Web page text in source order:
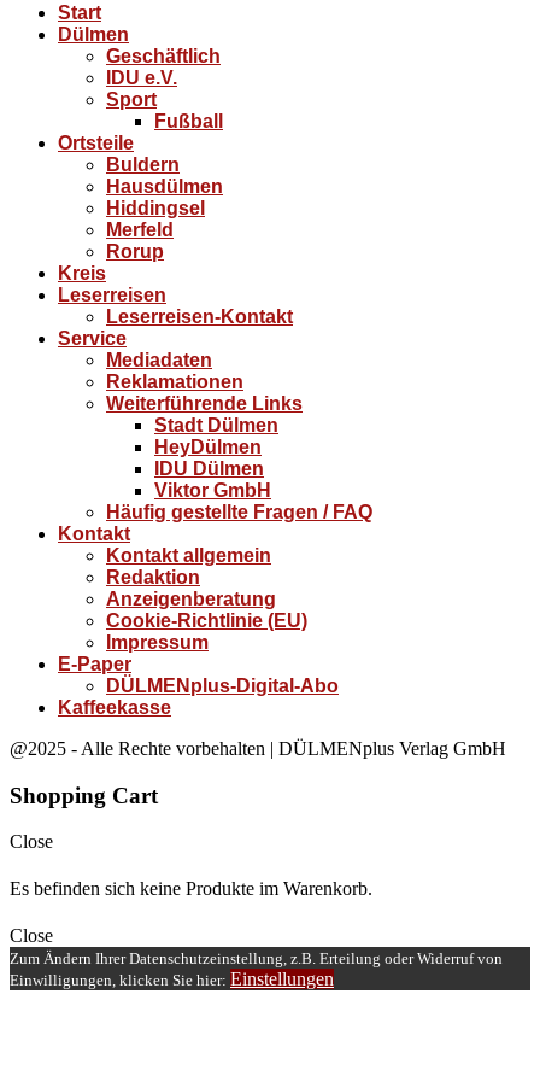
Start
Dülmen
Geschäftlich
IDU e.V.
Sport
Fußball
Ortsteile
Buldern
Hausdülmen
Hiddingsel
Merfeld
Rorup
Kreis
Leserreisen
Leserreisen-Kontakt
Service
Mediadaten
Reklamationen
Weiterführende Links
Stadt Dülmen
HeyDülmen
IDU Dülmen
Viktor GmbH
Häufig gestellte Fragen / FAQ
Kontakt
Kontakt allgemein
Redaktion
Anzeigenberatung
Cookie-Richtlinie (EU)
Impressum
E-Paper
DÜLMENplus-Digital-Abo
Kaffeekasse
@2025 - Alle Rechte vorbehalten | DÜLMENplus Verlag GmbH
Shopping Cart
Close
Es befinden sich keine Produkte im Warenkorb.
Close
Zum Ändern Ihrer Datenschutzeinstellung, z.B. Erteilung oder Widerruf von
Einwilligungen, klicken Sie hier: Einstellungen